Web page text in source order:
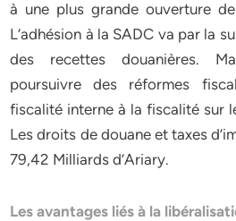
à une plus grande ouverture de
L’adhésion à la SADC va par la
des recettes douanières.
poursuivre des réformes
fiscalité interne à la fiscalité sur
Les droits de douane et taxes
79,42 Milliards d’Ariary.
Les avantages liés à la